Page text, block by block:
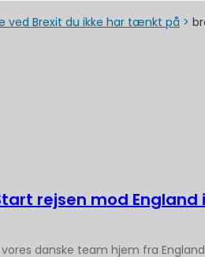
ved Brexit du ikke har tænkt på >
rejsen mod England
danske team hjem fra